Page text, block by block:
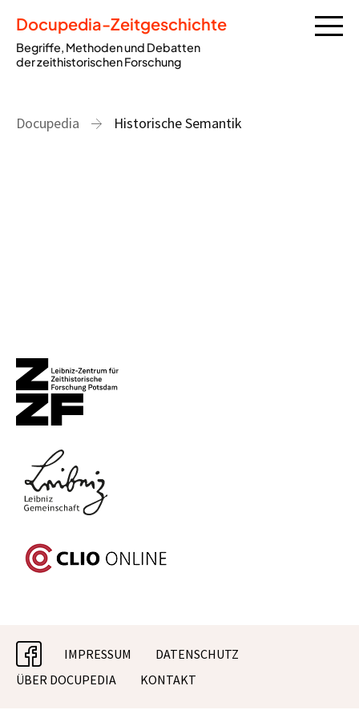
Docupedia-Zeitgeschichte
Begriffe, Methoden und Debatten
der zeithistorischen Forschung
Docupedia Historische Semantik
facebookIMPRESSUM
DATENSCHUTZ
ÜBER DOCUPEDIA
KONTAKT